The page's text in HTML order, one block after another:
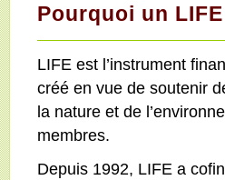
Pourquoi un
LIFE est l’instrument
créé en vue de soutenir
la nature et de
membres.
Depuis 1992, LIFE a